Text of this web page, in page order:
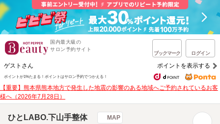
国内最大級の
サロン予約サイト
ブックマーク ログイン
ゲストさん ポイントを表示する
ポイントが1%たまる！ ポイントはサロン予約でつかえる！
【重要】熊本県熊本地方で発生した地震の影響のある地域へご予約されているお客
様へ（2026年7月28日）
ひとLABO.下山手整体 MAP